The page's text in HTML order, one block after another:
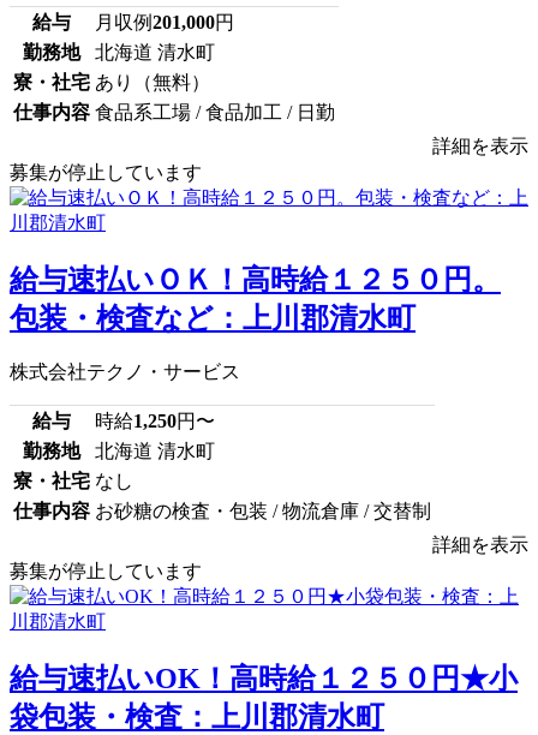
給与 月収例201,000円
勤務地
北海道 清水町
寮・社宅 あり（無料）
仕事内容 食品系工場 / 食品加工 / 日勤
詳細を表示
募集が停止しています
給与速払いＯＫ！高時給１２５０円。
包装・検査など：上川郡清水町
株式会社テクノ・サービス
給与 時給1,250円〜
勤務地
北海道 清水町
寮・社宅 なし
仕事内容 お砂糖の検査・包装 / 物流倉庫 / 交替制
詳細を表示
募集が停止しています
給与速払いOK！高時給１２５０円★小
袋包装・検査：上川郡清水町